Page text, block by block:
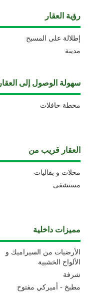
رؤية العقار
إطلالة على المسبح
مدينة
سهولة الوصول إلى العقار
محطة حافلات
العقار قريب من
محلات و بقاليات
مستشفى
مميزات داخلية
الأرضيات من السيراميك و
الألواح الخشبية
شرفة
مطبخ - أميركي مفتوح